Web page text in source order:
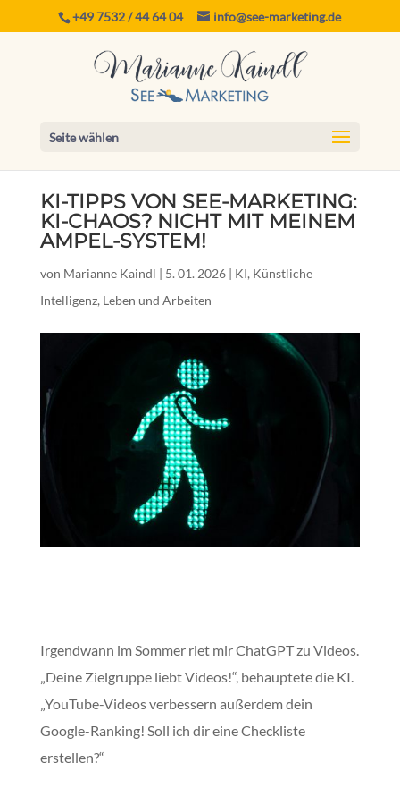
+49 7532 / 44 64 04 info@see-marketing.de
Seite wählen
KI-TIPPS VON SEE-MARKETING:
KI-CHAOS? NICHT MIT MEINEM
AMPEL-SYSTEM!
von Marianne Kaindl | 5. 01. 2026| KI, Künstliche
Intelligenz, Leben und Arbeiten
Irgendwann im Sommer riet mir ChatGPT zu Videos.
„Deine Zielgruppe liebt Videos!“, behauptete die KI.
„YouTube-Videos verbessern außerdem dein
Google-Ranking! Soll ich dir eine Checkliste
erstellen?“